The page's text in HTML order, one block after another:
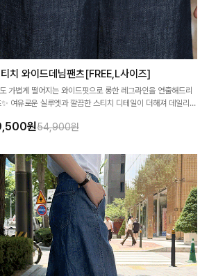
치 와이드데님팬츠[FREE,L사이즈]
가볍게 떨어지는 와이드핏으로 롱한 레그라인을 연출해드리
여유로운 실루엣과 깔끔한 스티치 디테일이 더해져 데일리부
원54,900원